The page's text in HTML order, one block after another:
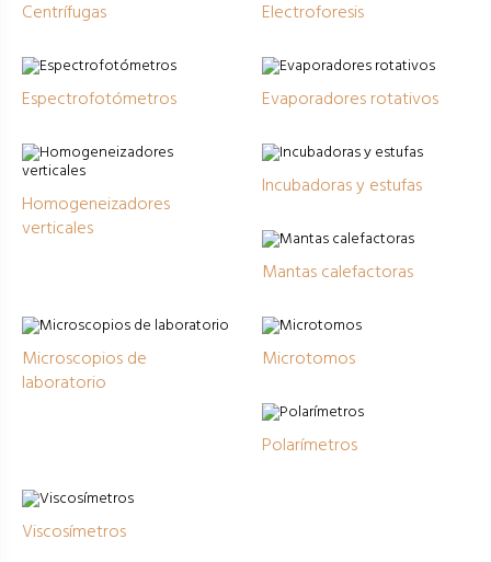
Centrífugas Electroforesis
Espectrofotómetros Evaporadores rotativos
Homogeneizadores
verticales
Incubadoras y estufas
Mantas calefactoras
Microscopios de
laboratorio
Microtomos
Polarímetros
Viscosímetros